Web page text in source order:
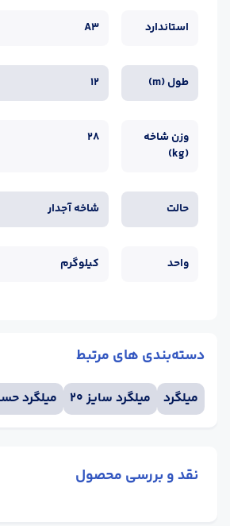
استاندارد A3
طول (m) 12
وزن شاخه
(kg)
28
حالت شاخه آجدار
واحد کیلوگرم
دسته‌بندی های مرتبط
میلگرد میلگرد سایز 20 میلگرد
نقد و بررسی محصول